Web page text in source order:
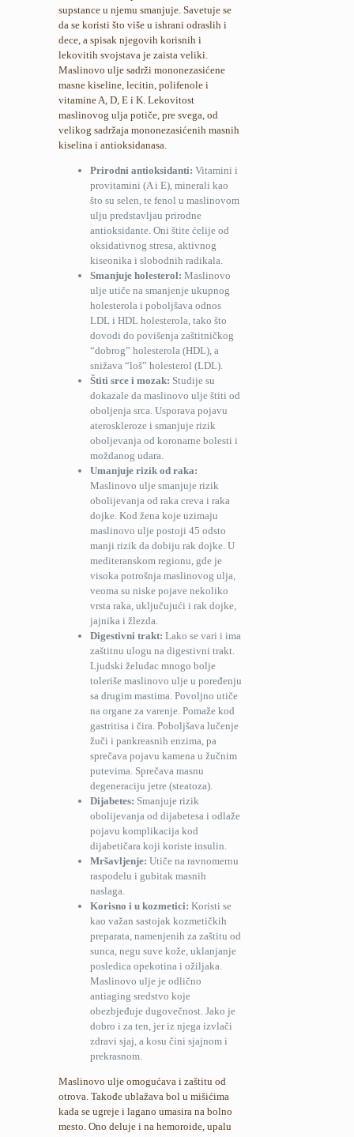
supstance u njemu smanjuje. Savetuje se
da se koristi što više u ishrani odraslih i
dece, a spisak njegovih korisnih i
lekovitih svojstava je zaista veliki.
Maslinovo ulje sadrži mononezasićene
masne kiseline, lecitin, polifenole i
vitamine A, D, E i K. Lekovitost
maslinovog ulja potiče, pre svega, od
velikog sadržaja mononezasićenih masnih
kiselina i antioksidanasa.
Prirodni antioksidanti: Vitamini i
provitamini (A i E), minerali kao
što su selen, te fenol u maslinovom
ulju predstavljau prirodne
antioksidante. Oni štite ćelije od
oksidativnog stresa, aktivnog
kiseonika i slobodnih radikala.
Smanjuje holesterol: Maslinovo
ulje utiče na smanjenje ukupnog
holesterola i poboljšava odnos
LDL i HDL holesterola, tako što
dovodi do povišenja zaštitničkog
“dobrog” holesterola (HDL), a
snižava “loš” holesterol (LDL).
Štiti srce i mozak: Studije su
dokazale da maslinovo ulje štiti od
oboljenja srca. Usporava pojavu
ateroskleroze i smanjuje rizik
oboljevanja od koronarne bolesti i
moždanog udara.
Umanjuje rizik od raka:
Maslinovo ulje smanjuje rizik
obolijevanja od raka creva i raka
dojke. Kod žena koje uzimaju
maslinovo ulje postoji 45 odsto
manji rizik da dobiju rak dojke. U
mediteranskom regionu, gde je
visoka potrošnja maslinovog ulja,
veoma su niske pojave nekoliko
vrsta raka, uključujući i rak dojke,
jajnika i žlezda.
Digestivni trakt: Lako se vari i ima
zaštitnu ulogu na digestivni trakt.
Ljudski želudac mnogo bolje
toleriše maslinovo ulje u poređenju
sa drugim mastima. Povoljno utiče
na organe za varenje. Pomaže kod
gastritisa i čira. Poboljšava lučenje
žuči i pankreasnih enzima, pa
sprečava pojavu kamena u žučnim
putevima. Sprečava masnu
degeneraciju jetre (steatoza).
Dijabetes: Smanjuje rizik
obolijevanja od dijabetesa i odlaže
pojavu komplikacija kod
dijabetičara koji koriste insulin.
Mršavljenje: Utiče na ravnomernu
raspodelu i gubitak masnih
naslaga.
Korisno i u kozmetici: Koristi se
kao važan sastojak kozmetičkih
preparata, namenjenih za zaštitu od
sunca, negu suve kože, uklanjanje
posledica opekotina i ožiljaka.
Maslinovo ulje je odlično
antiaging sredstvo koje
obezbjeđuje dugovečnost. Jako je
dobro i za ten, jer iz njega izvlači
zdravi sjaj, a kosu čini sjajnom i
prekrasnom.
Maslinovo ulje omogućava i zaštitu od
otrova. Takođe ublažava bol u mišićima
kada se ugreje i lagano umasira na bolno
mesto. Ono deluje i na hemoroide, upalu